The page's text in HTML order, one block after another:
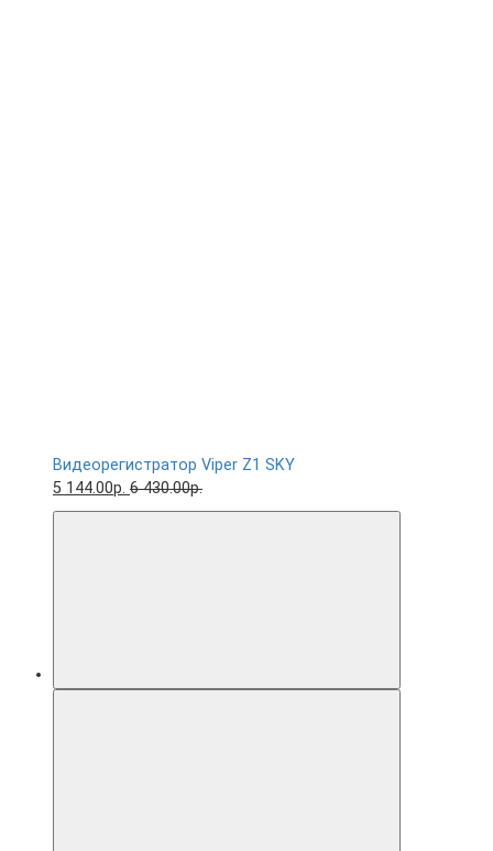
Видеорегистратор Viper Z1 SKY
5 144.00р. 6 430.00р.